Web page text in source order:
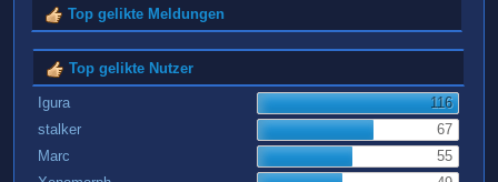
Top gelikte Meldungen
Top gelikte Nutzer
Igura
116
stalker
67
Marc
55